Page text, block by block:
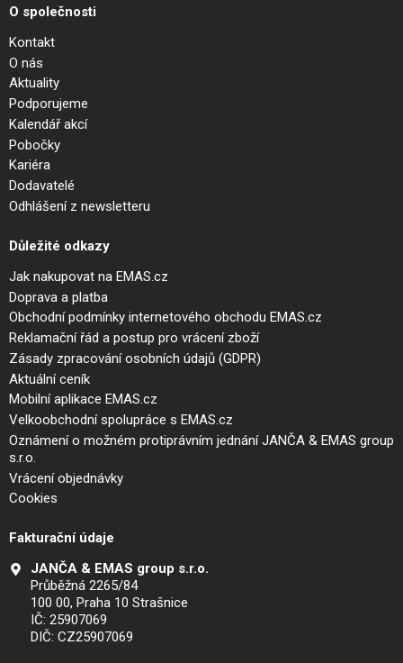
O společnosti
Kontakt
O nás
Aktuality
Podporujeme
Kalendář akcí
Pobočky
Kariéra
Dodavatelé
Odhlášení z newsletteru
Důležité odkazy
Jak nakupovat na EMAS.cz
Doprava a platba
Obchodní podmínky internetového obchodu EMAS.cz
Reklamační řád a postup pro vrácení zboží
Zásady zpracování osobních údajů (GDPR)
Aktuální ceník
Mobilní aplikace EMAS.cz
Velkoobchodní spolupráce s EMAS.cz
Oznámení o možném protiprávním jednání JANČA & EMAS group
s.r.o.
Vrácení objednávky
Cookies
Fakturační údaje
JANČA & EMAS group s.r.o.
Průběžná 2265/84
100 00, Praha 10 Strašnice
IČ: 25907069
DIČ: CZ25907069